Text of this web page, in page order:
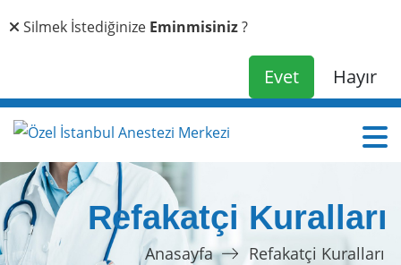
Silmek İstediğinize Eminmisiniz?
Evet Hayır
Refakatçi Kuralları
Anasayfa Refakatçi Kuralları